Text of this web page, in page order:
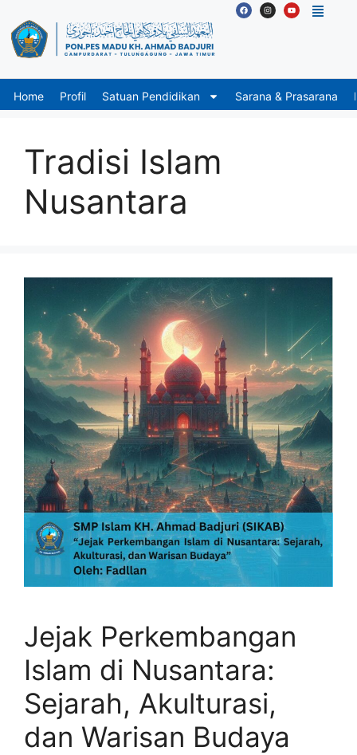
Home Profil Satuan Pendidikan Sarana & Prasarana
Tradisi Islam
Nusantara
Jejak Perkembangan
Islam di Nusantara:
Sejarah, Akulturasi,
dan Warisan Budaya